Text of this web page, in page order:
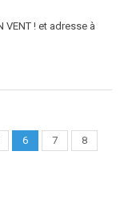
! et adresse à
6 7
8